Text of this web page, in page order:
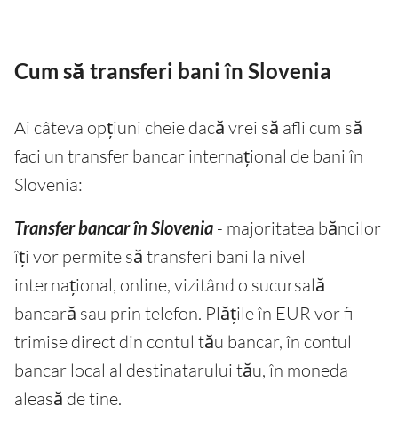
Cum să transferi bani în Slovenia
Ai câteva opțiuni cheie dacă vrei să afli cum să
faci un transfer bancar internațional de bani în
Slovenia:
Transfer bancar în Slovenia - majoritatea băncilor
îți vor permite să transferi bani la nivel
internațional, online, vizitând o sucursală
bancară sau prin telefon. Plățile în EUR vor fi
trimise direct din contul tău bancar, în contul
bancar local al destinatarului tău, în moneda
aleasă de tine.